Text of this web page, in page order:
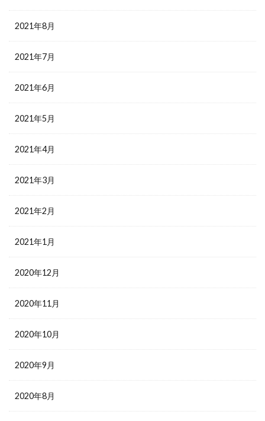
2021年8月
2021年7月
2021年6月
2021年5月
2021年4月
2021年3月
2021年2月
2021年1月
2020年12月
2020年11月
2020年10月
2020年9月
2020年8月